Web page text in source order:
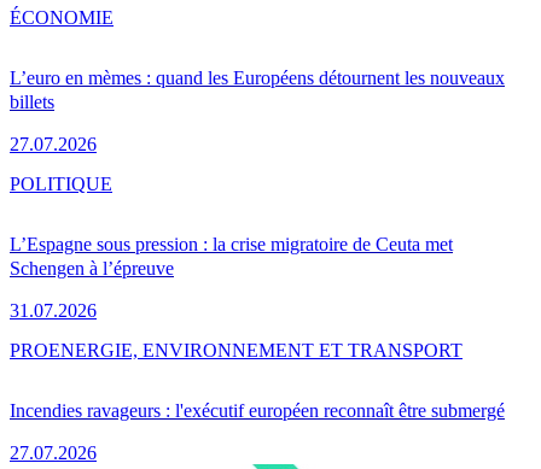
L’euro en mèmes : quand les Européens détournent les nouveaux
billets
27.07.2026
ÉCONOMIE
L’Espagne sous pression : la crise migratoire de Ceuta met
Schengen à l’épreuve
31.07.2026
POLITIQUE
Incendies ravageurs : l'exécutif européen reconnaît être submergé
27.07.2026
PROENERGIE, ENVIRONNEMENT ET TRANSPORT